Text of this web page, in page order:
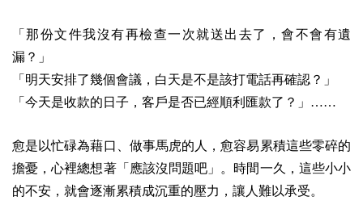
「那份文件我沒有再檢查一次就送出去了，會不會有遺
漏？」
「明天安排了幾個會議，白天是不是該打電話再確認？」
「今天是收款的日子，客戶是否已經順利匯款了？」 ……
愈是以忙碌為藉口、做事馬虎的人，愈容易累積這些零碎的
擔憂，心裡總想著「應該沒問題吧」。時間一久，這些小小
的不安，就會逐漸累積成沉重的壓力，讓人難以承受。